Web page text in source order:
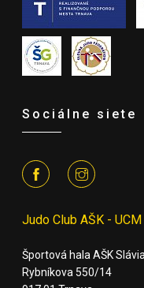
Sociálne siete
Judo Club AŠK -
Športová hala AŠK
Rybníkova 550/14